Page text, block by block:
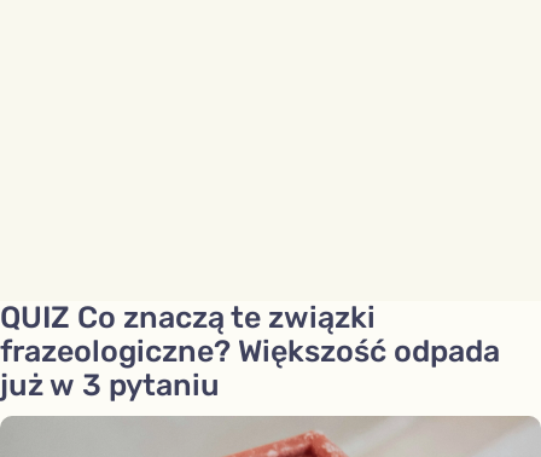
QUIZ Co znaczą te związki
frazeologiczne? Większość odpada
już w 3 pytaniu